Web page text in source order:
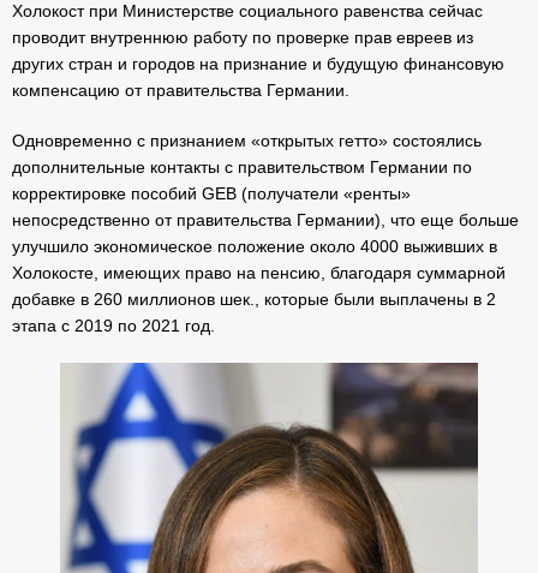
Холокост при Министерстве социального равенства сейчас
проводит внутреннюю работу по проверке прав евреев из
других стран и городов на признание и будущую финансовую
компенсацию от правительства Германии.
Одновременно с признанием «открытых гетто» состоялись
дополнительные контакты с правительством Германии по
корректировке пособий GEB (получатели «ренты»
непосредственно от правительства Германии), что еще больше
улучшило экономическое положение около 4000 выживших в
Холокосте, имеющих право на пенсию, благодаря суммарной
добавке в 260 миллионов шек., которые были выплачены в 2
этапа с 2019 по 2021 год.